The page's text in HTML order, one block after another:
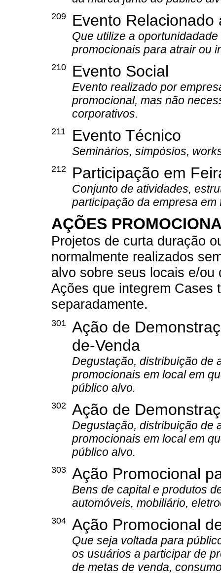
209 Evento
Que utilize a
promocionais para atrair ou
210 Evento Social
Evento realizado por
promocional, mas não
corporativos.
211 Evento Técnico
Seminários, simpósios,
212 Participação em
Conjunto de atividades,
participação da empresa
AÇÕES
Projetos de curta duração
normalmente realizados
alvo sobre seus locais e/ou
Ações que integrem Cases
separadamente.
301 Ação de
de-Venda
Degustação, distribuição de
promocionais em local em
público alvo.
302 Ação de
Degustação, distribuição de
promocionais em local em
público alvo.
303 Ação Promocional
Bens de capital e produtos
automóveis, mobiliário,
304 Ação Promocional
Que seja voltada para
os usuários a participar de
de metas de venda,